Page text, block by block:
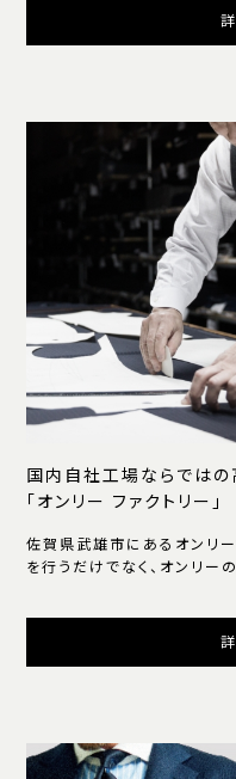
国内自社工場ならではの
「オンリー ファクトリー」
佐賀県武雄市にあるオンリー
を行うだけでなく、オンリー